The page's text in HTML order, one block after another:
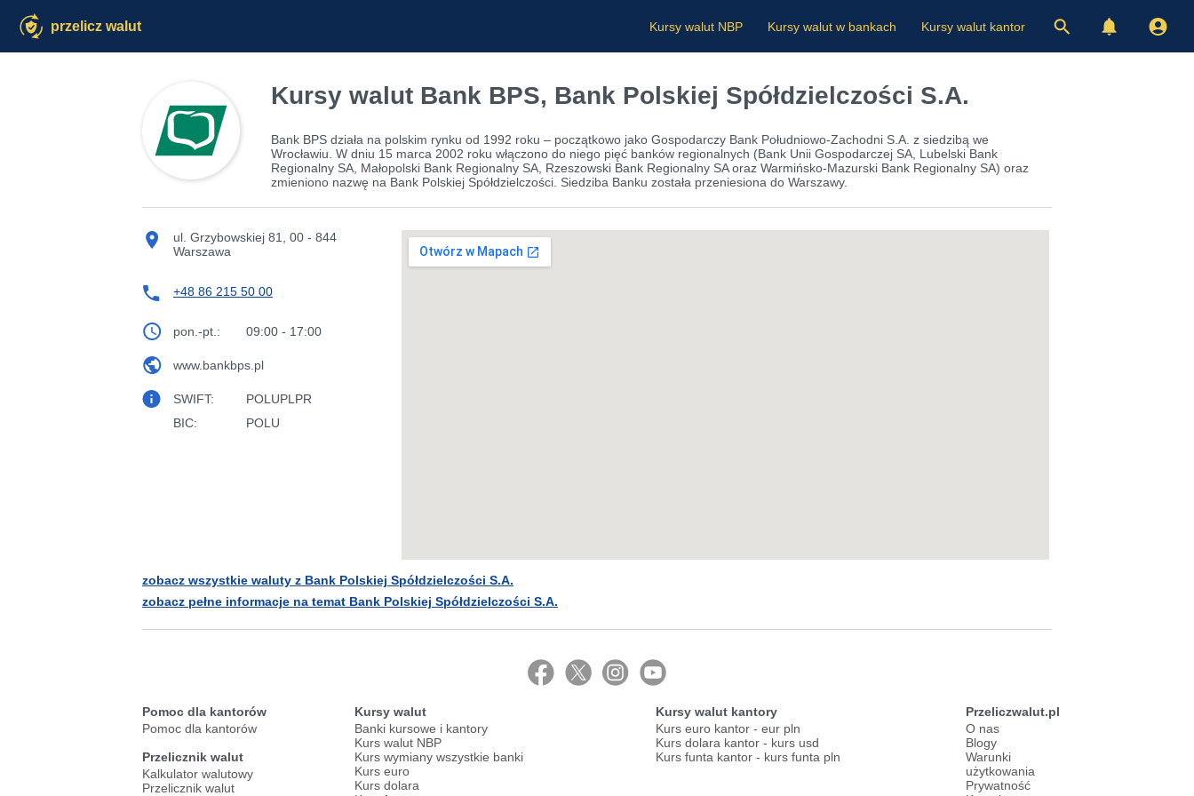
przelicz walut Kursy walut NBP Kursy walut w bankach Kursy walut kantor
Kursy walut Bank BPS, Bank Polskiej Spółdzielczości S.A.
Bank BPS działa na polskim rynku od 1992 roku – początkowo jako Gospodarczy Bank Południowo-Zachodni S.A. z siedzibą we
Wrocławiu. W dniu 15 marca 2002 roku włączono do niego pięć banków regionalnych (Bank Unii Gospodarczej SA, Lubelski Bank
Regionalny SA, Małopolski Bank Regionalny SA, Rzeszowski Bank Regionalny SA oraz Warmińsko-Mazurski Bank Regionalny SA) oraz
zmieniono nazwę na Bank Polskiej Spółdzielczości. Siedziba Banku została przeniesiona do Warszawy.
ul. Grzybowskiej 81, 00 - 844
Warszawa
+48 86 215 50 00
pon.-pt.: 09:00 - 17:00
www.bankbps.pl
SWIFT:
POLUPLPR
BIC:
POLU
zobacz wszystkie waluty z Bank Polskiej Spółdzielczości S.A.
zobacz pełne informacje na temat Bank Polskiej Spółdzielczości S.A.
Pomoc dla kantorów
Pomoc dla kantorów
Przelicznik walut
Kalkulator walutowy
Przelicznik walut
Kursy walut
Banki kursowe i kantory
Kurs walut NBP
Kurs wymiany wszystkie banki
Kurs euro
Kurs dolara
Kursy walut kantory
Kurs euro kantor - eur pln
Kurs dolara kantor - kurs usd
Kurs funta kantor - kurs funta pln
Przeliczwalut.pl
O nas
Blogy
Warunki
użytkowania
Prywatność